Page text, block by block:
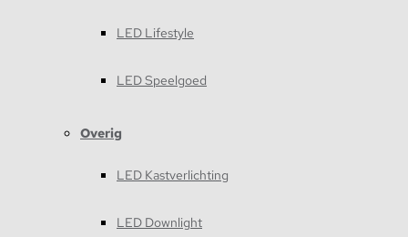
LED Lifestyle
LED Speelgoed
Overig
LED Kastverlichting
LED Downlight